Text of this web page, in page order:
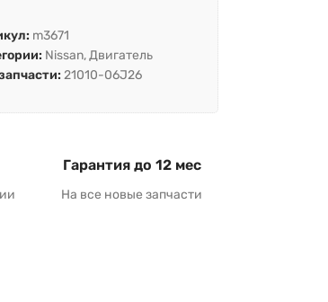
m3671
Nissan, Двигатель
21010-06J26
Гарантия до 12 мес
На все новые запчасти